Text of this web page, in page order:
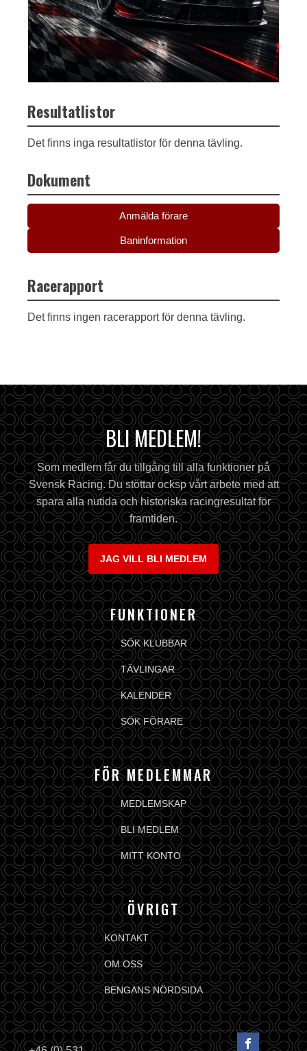
Resultatlistor
Det finns inga resultatlistor för denna tävling.
Dokument
Anmälda förare
Baninformation
Racerapport
Det finns ingen racerapport för denna tävling.
BLI MEDLEM!
Som medlem får du tillgång till alla funktioner på
Svensk Racing. Du stöttar ocksp vårt arbete med att
spara alla nutida och historiska racingresultat för
framtiden.
JAG VILL BLI MEDLEM
FUNKTIONER
SÖK KLUBBAR
TÄVLINGAR
KALENDER
SÖK FÖRARE
FÖR MEDLEMMAR
MEDLEMSKAP
BLI MEDLEM
MITT KONTO
ÖVRIGT
KONTAKT
OM OSS
BENGANS NÖRDSIDA